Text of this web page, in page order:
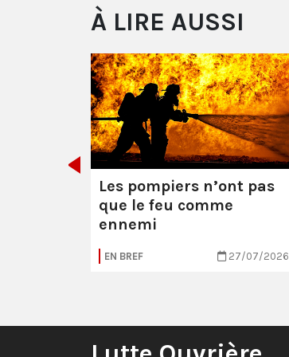
À LIRE AUSSI
Les pompiers n’ont pas
que le feu comme
ennemi
EN BREF 27/07/2026